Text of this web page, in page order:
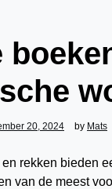
20, 2024 by Mats
rekken bieden
van de meest